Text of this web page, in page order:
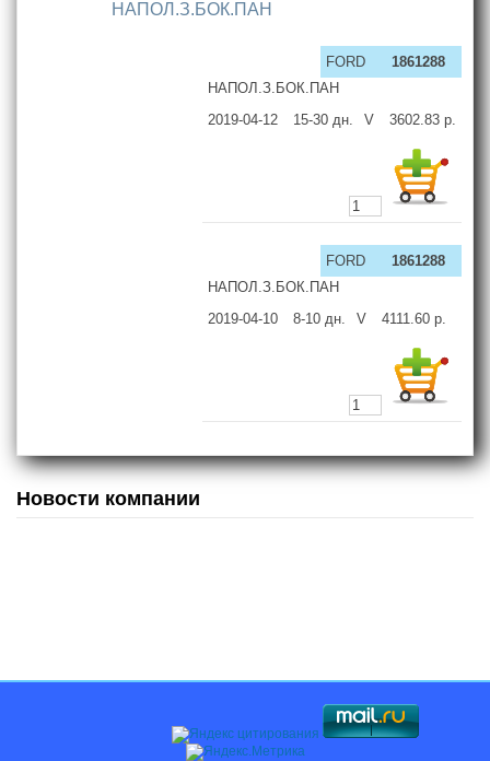
НАПОЛ.З.БОК.ПАН
FORD
1861288
НАПОЛ.З.БОК.ПАН
2019-04-12
15-30 дн. V 3602.83 р.
FORD
1861288
НАПОЛ.З.БОК.ПАН
2019-04-10
8-10 дн. V 4111.60 р.
Новости компании